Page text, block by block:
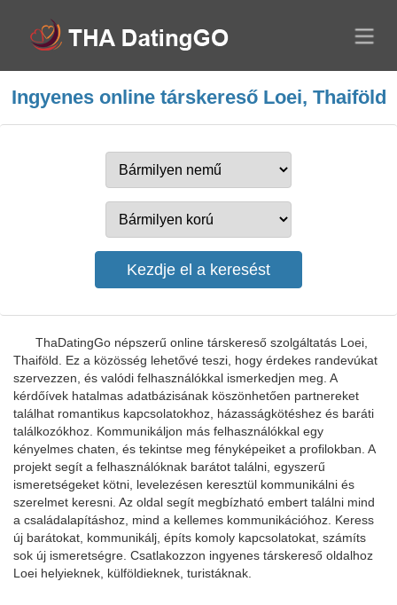
Ingyenes online társkereső Loei, Thaiföld
ThaDatingGo népszerű online társkereső szolgáltatás Loei,
Thaiföld. Ez a közösség lehetővé teszi, hogy érdekes randevúkat
szervezzen, és valódi felhasználókkal ismerkedjen meg. A
kérdőívek hatalmas adatbázisának köszönhetően partnereket
találhat romantikus kapcsolatokhoz, házasságkötéshez és baráti
találkozókhoz. Kommunikáljon más felhasználókkal egy
kényelmes chaten, és tekintse meg fényképeiket a profilokban. A
projekt segít a felhasználóknak barátot találni, egyszerű
ismeretségeket kötni, levelezésen keresztül kommunikálni és
szerelmet keresni. Az oldal segít megbízható embert találni mind
a családalapításhoz, mind a kellemes kommunikációhoz. Keress
új barátokat, kommunikálj, építs komoly kapcsolatokat, számíts
sok új ismeretségre. Csatlakozzon ingyenes társkereső oldalhoz
Loei helyieknek, külföldieknek, turistáknak.